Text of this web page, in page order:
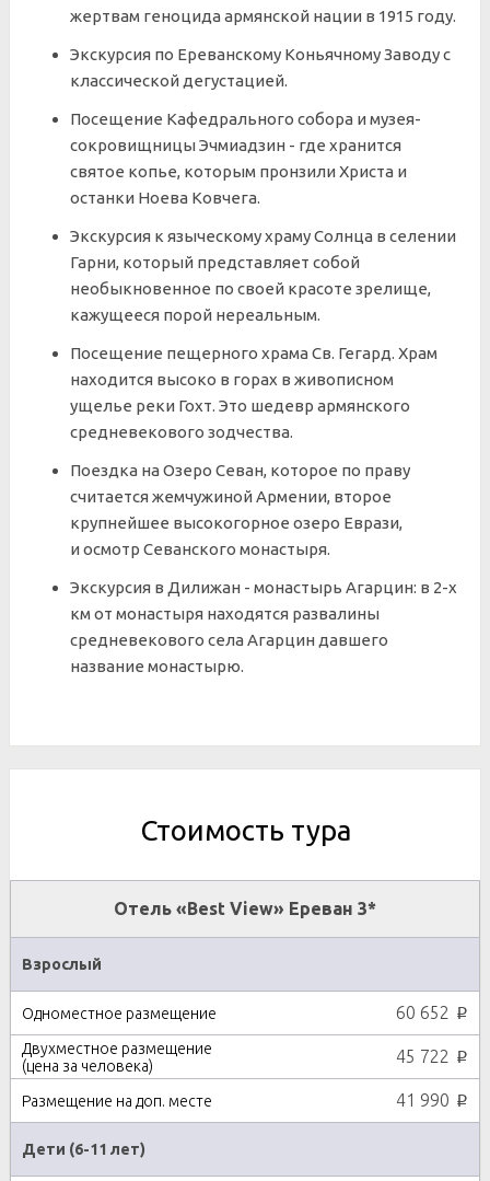
жертвам геноцида армянской нации в 1915 году.
Экскурсия по Ереванскому Коньячному Заводу с
классической дегустацией.
Посещение Кафедрального собора и музея-
сокровищницы Эчмиадзин - где хранится
святое копье, которым пронзили Христа и
останки Ноева Ковчега.
Экскурсия к языческому храму Солнца в селении
Гарни, который представляет собой
необыкновенное по своей красоте зрелище,
кажущееся порой нереальным.
Посещение пещерного храма Св. Гегард. Храм
находится высоко в горах в живописном
ущелье реки Гохт. Это шедевр армянского
средневекового зодчества.
Поездка на Озеро Севан, которое по праву
считается жемчужиной Армении, второе
крупнейшее высокогорное озеро Еврази,
и осмотр Севанского монастыря.
Экскурсия в Дилижан - монастырь Агарцин: в 2-x
км от монастыря находятся развалины
средневекового села Агарцин давшего
название монастырю.
Стоимость тура
Отель «Best View» Ереван 3*
Взрослый
60 652 p
45 722 p
41 990 p
Дети (6-11 лет)